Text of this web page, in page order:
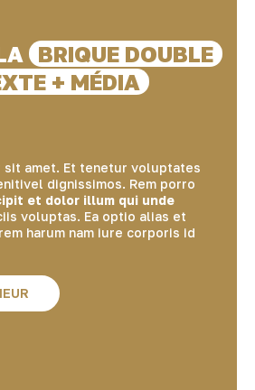
BRIQUE DOUBLE
+ MÉDIA
sit amet. Et tenetur voluptates
dignissimos. Rem porro
et dolor illum qui unde
voluptas. Ea optio alias et
harum nam iure corporis id